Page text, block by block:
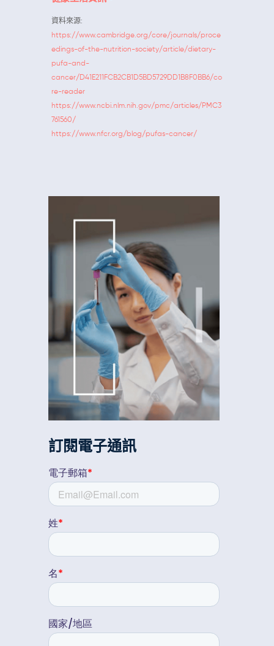
資料來源:
https://www.cambridge.org/core/journals/proce
edings-of-the-nutrition-society/article/dietary-
pufa-and-
cancer/D41E211FCB2CB1D5BD5729DD1B8F0BB6/co
re-reader
https://www.ncbi.nlm.nih.gov/pmc/articles/PMC3
761560/
https://www.nfcr.org/blog/pufas-cancer/
訂閱電子通訊